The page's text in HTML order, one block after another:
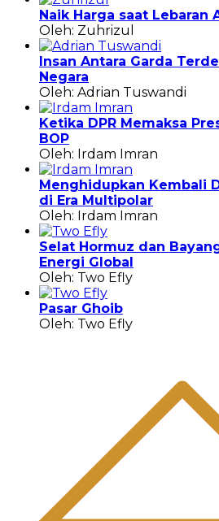
Naik Harga saat Lebaran
Oleh: Zuhrizul
Insan Antara Garda
Negara
Oleh: Adrian Tuswandi
Ketika DPR Memaksa
BOP
Oleh: Irdam Imran
Menghidupkan Kembali
di Era Multipolar
Oleh: Irdam Imran
Selat Hormuz dan
Energi Global
Oleh: Two Efly
Pasar Ghoib
Oleh: Two Efly